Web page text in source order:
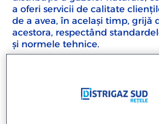
a oferi servicii de calitate
de a avea, în același timp, grijă
acestora, respectând
și normele tehnice.
poluat și motivăm oamenii în vederea
potențialului lor cel mai înalt, aferent